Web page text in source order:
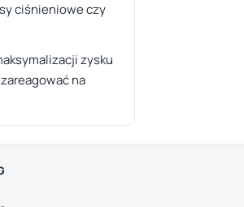
ciśnieniowe czy
zysku
na